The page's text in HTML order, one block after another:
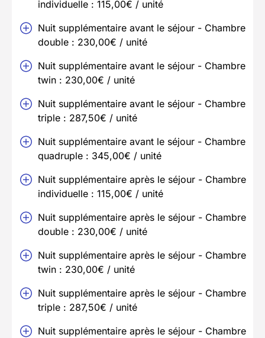
individuelle : 115,00€ / unité
Nuit supplémentaire avant le séjour - Chambre
double : 230,00€ / unité
Nuit supplémentaire avant le séjour - Chambre
twin : 230,00€ / unité
Nuit supplémentaire avant le séjour - Chambre
triple : 287,50€ / unité
Nuit supplémentaire avant le séjour - Chambre
quadruple : 345,00€ / unité
Nuit supplémentaire après le séjour - Chambre
individuelle : 115,00€ / unité
Nuit supplémentaire après le séjour - Chambre
double : 230,00€ / unité
Nuit supplémentaire après le séjour - Chambre
twin : 230,00€ / unité
Nuit supplémentaire après le séjour - Chambre
triple : 287,50€ / unité
Nuit supplémentaire après le séjour - Chambre